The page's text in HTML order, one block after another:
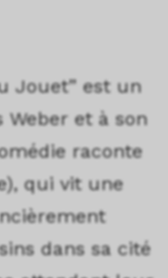
Jouet” est un
et à son
raconte
qui vit une
dans sa cité